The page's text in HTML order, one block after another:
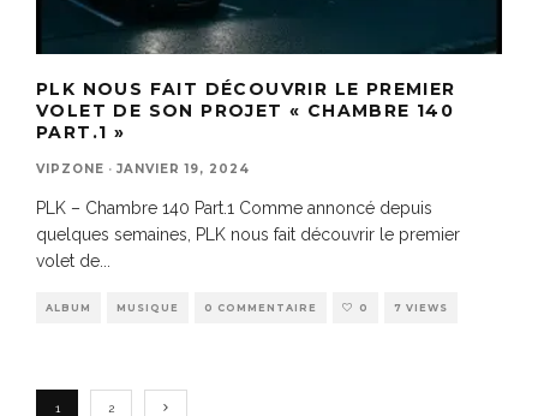
PLK NOUS FAIT DÉCOUVRIR LE PREMIER
VOLET DE SON PROJET « CHAMBRE 140
PART.1 »
VIPZONE · JANVIER 19, 2024
PLK – Chambre 140 Part.1 Comme annoncé depuis
quelques semaines, PLK nous fait découvrir le premier
volet de
ALBUM MUSIQUE 0 COMMENTAIRE 0 7 VIEWS
1 2